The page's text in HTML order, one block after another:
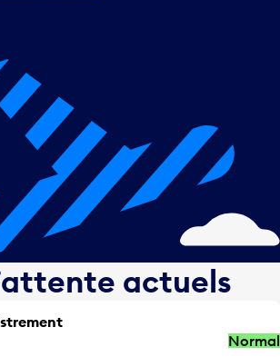
actuels